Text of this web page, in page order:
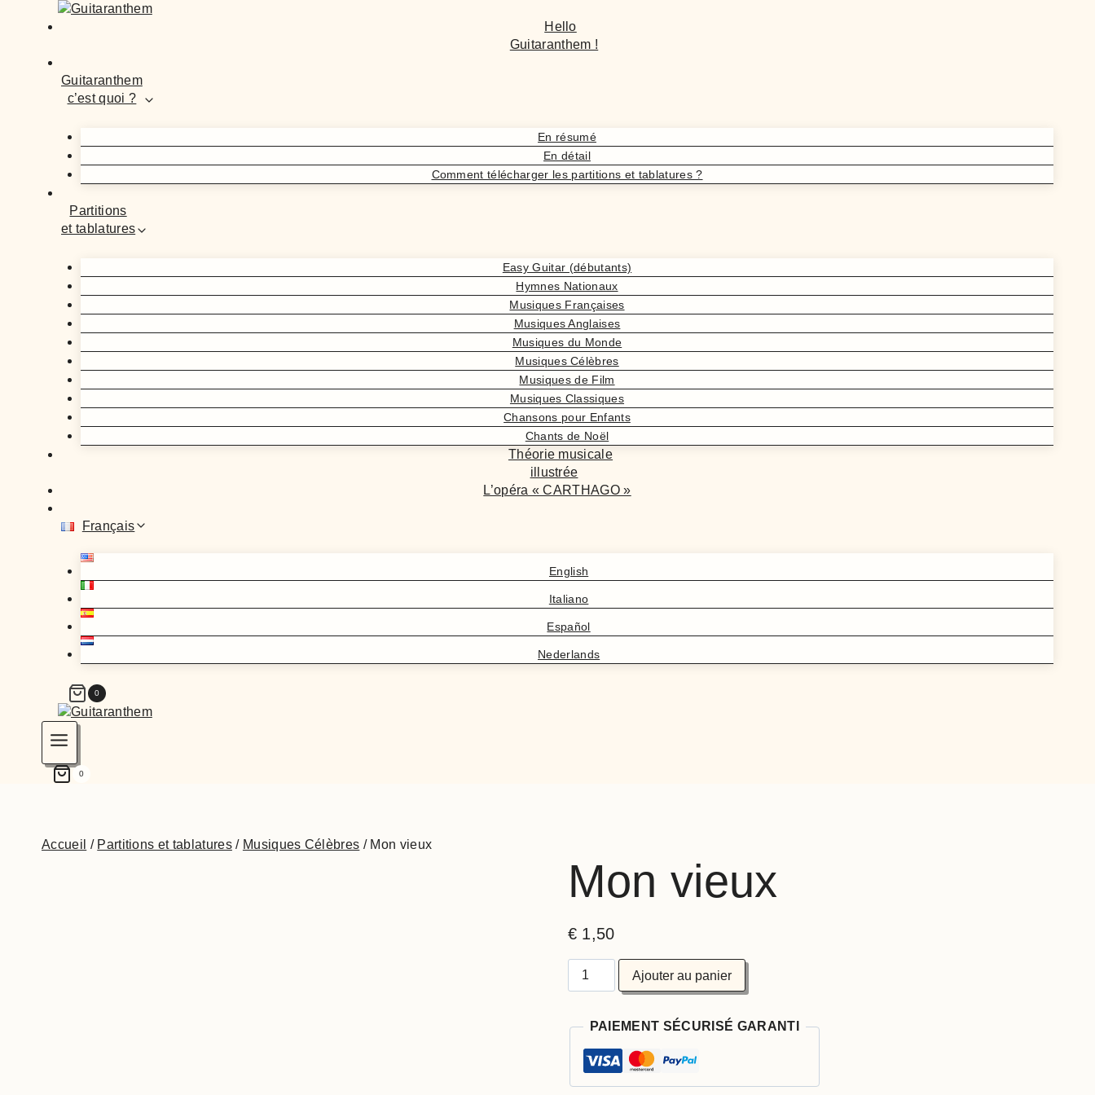
Hello
Guitaranthem !
Guitaranthem
c’est quoi ?
En résumé
En détail
Comment télécharger les partitions et tablatures ?
Partitions
et tablatures
Easy Guitar (débutants)
Hymnes Nationaux
Musiques Françaises
Musiques Anglaises
Musiques du Monde
Musiques Célèbres
Musiques de Film
Musiques Classiques
Chansons pour Enfants
Chants de Noël
Théorie musicale
illustrée
L’opéra « CARTHAGO »
Français
English
Italiano
Español
Nederlands
0
0
Accueil / Partitions et tablatures / Musiques Célèbres / Mon vieux
Mon vieux
€ 1,50
Ajouter au panier
PAIEMENT SÉCURISÉ GARANTI